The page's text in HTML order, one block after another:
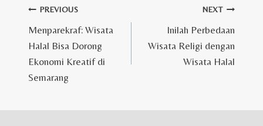
Post
navigation
PREVIOUS
Menparekraf: Wisata
Halal Bisa Dorong
Ekonomi Kreatif di
Semarang
NEXT
Inilah Perbedaan
Wisata Religi dengan
Wisata Halal